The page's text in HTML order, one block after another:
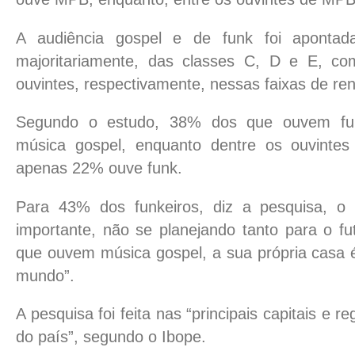
A audiência gospel e de funk foi
majoritariamente, das classes C, D e E,
ouvintes, respectivamente, nessas faixas de
Segundo o estudo, 38% dos que ouvem
música gospel, enquanto dentre os
apenas 22% ouve funk.
Para 43% dos funkeiros, diz a pesquisa,
importante, não se planejando tanto para o
que ouvem música gospel, a sua própria casa
mundo”.
A pesquisa foi feita nas “principais capitais e
do país”, segundo o Ibope.